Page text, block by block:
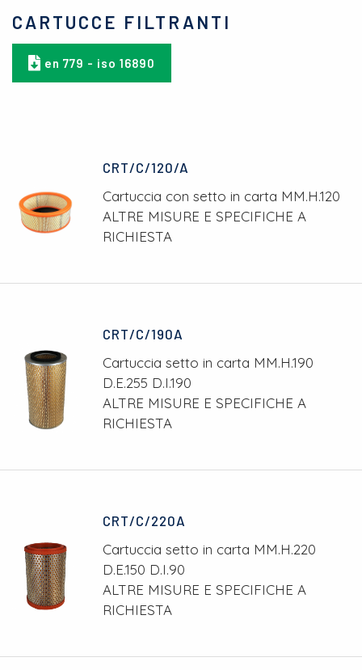
CARTUCCE FILTRANTI
en 779 - iso 16890
CRT/C/120/A
Cartuccia con setto in carta MM.H.120
ALTRE MISURE E SPECIFICHE A
RICHIESTA
CRT/C/190A
Cartuccia setto in carta MM.H.190
D.E.255 D.I.190
ALTRE MISURE E SPECIFICHE A
RICHIESTA
CRT/C/220A
Cartuccia setto in carta MM.H.220
D.E.150 D.I.90
ALTRE MISURE E SPECIFICHE A
RICHIESTA